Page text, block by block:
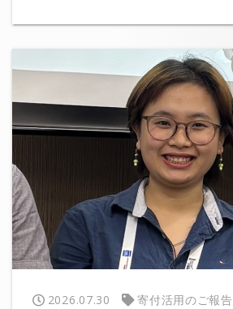
2026.07.30
寄付活用のご報告